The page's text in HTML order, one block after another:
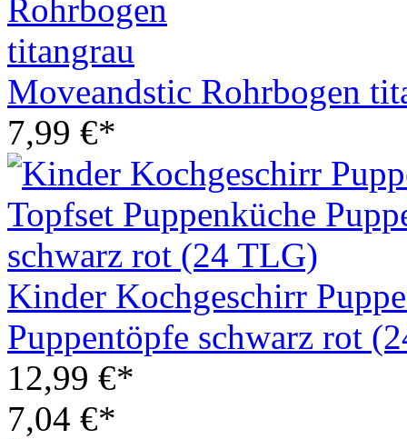
Moveandstic Rohrbogen
7,99 €*
Kinder Kochgeschirr
Puppentöpfe schwarz rot
12,99 €*
7,04 €*